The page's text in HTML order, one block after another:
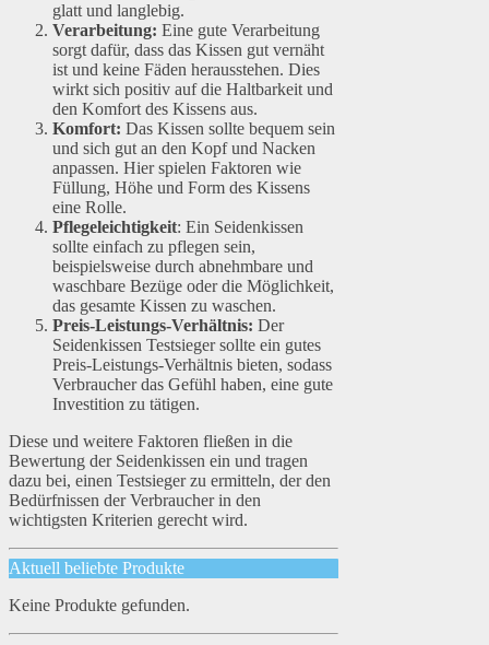
glatt und langlebig.
Verarbeitung: Eine gute Verarbeitung
sorgt dafür, dass das Kissen gut vernäht
ist und keine Fäden herausstehen. Dies
wirkt sich positiv auf die Haltbarkeit und
den Komfort des Kissens aus.
Komfort: Das Kissen sollte bequem sein
und sich gut an den Kopf und Nacken
anpassen. Hier spielen Faktoren wie
Füllung, Höhe und Form des Kissens
eine Rolle.
Pflegeleichtigkeit: Ein Seidenkissen
sollte einfach zu pflegen sein,
beispielsweise durch abnehmbare und
waschbare Bezüge oder die Möglichkeit,
das gesamte Kissen zu waschen.
Preis-Leistungs-Verhältnis: Der
Seidenkissen Testsieger sollte ein gutes
Preis-Leistungs-Verhältnis bieten, sodass
Verbraucher das Gefühl haben, eine gute
Investition zu tätigen.
Diese und weitere Faktoren fließen in die
Bewertung der Seidenkissen ein und tragen
dazu bei, einen Testsieger zu ermitteln, der den
Bedürfnissen der Verbraucher in den
wichtigsten Kriterien gerecht wird.
Aktuell beliebte Produkte
Keine Produkte gefunden.